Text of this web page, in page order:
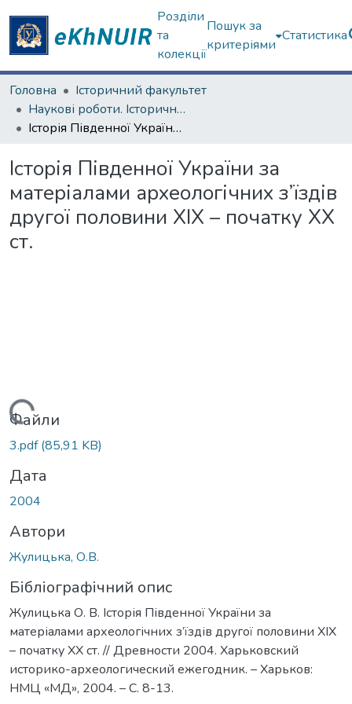
Розділи
та
колекції
Пошук за
критеріями
Статистика
Головна
Історичний факультет
Наукові роботи. Історичний факультет
Історія Південної України за матеріалами археологічних з’їздів другої половини ХІХ – початку ХХ ст.
Історія Південної України за
матеріалами археологічних з’їздів
другої половини ХІХ – початку ХХ
ст.
Вантажиться...
Файли
3.pdf(85,91 KB)
Дата
2004
Автори
Жулицька, О.В.
Бібліографічний опис
Жулицька О. В. Історія Південної України за
матеріалами археологічних з’їздів другої половини ХІХ
– початку ХХ ст. // Древности 2004. Харьковский
историко-археологический ежегодник. – Харьков:
НМЦ «МД», 2004. – C. 8-13.